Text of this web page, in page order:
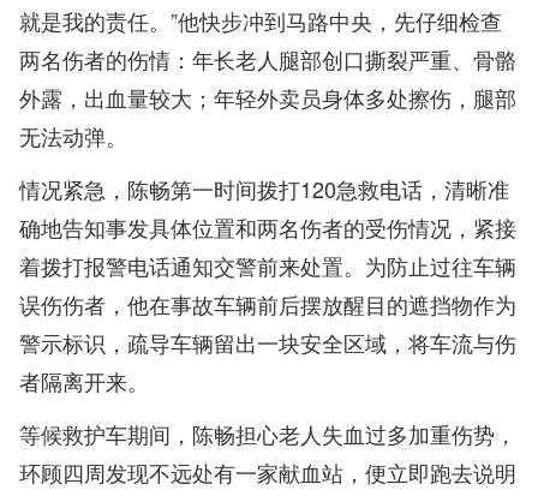
就是我的责任。”他快步冲到马路中央，先仔细检查
两名伤者的伤情：年长老人腿部创口撕裂严重、骨骼
外露，出血量较大；年轻外卖员身体多处擦伤，腿部
无法动弹。
情况紧急，陈畅第一时间拨打120急救电话，清晰准
确地告知事发具体位置和两名伤者的受伤情况，紧接
着拨打报警电话通知交警前来处置。为防止过往车辆
误伤伤者，他在事故车辆前后摆放醒目的遮挡物作为
警示标识，疏导车辆留出一块安全区域，将车流与伤
者隔离开来。
等候救护车期间，陈畅担心老人失血过多加重伤势，
环顾四周发现不远处有一家献血站，便立即跑去说明